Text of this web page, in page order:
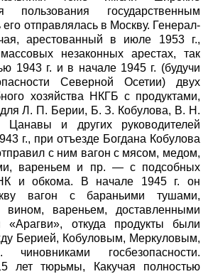
пользования государственным
отправлялась в Москву. Генерал-
арестованный в июле 1953 г.,
незаконных арестах, так
1943 г. и в начале 1945 г. (будучи
Северной Осетии) двух
хозяйства НКГБ с продуктами,
Л. П. Берии, Б. З. Кобулова, В. Н.
и других руководителей
г., при отъезде Богдана Кобулова
с ним вагон с мясом, медом,
вареньем и пр. — с подсобных
и обкома. В начале 1945 г. он
вагон с бараньими тушами,
вареньем, доставленными
«Арагви», откуда продукты были
Берией, Кобуловым, Меркуловым,
госбезопасности.
лет тюрьмы, Какучая полностью